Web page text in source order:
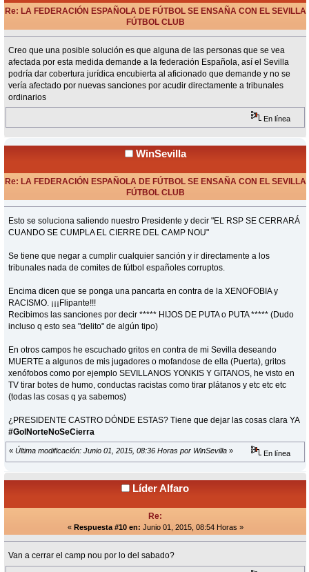
Re: LA FEDERACIÓN ESPAÑOLA DE FÚTBOL SE ENSAÑA CON EL SEVILLA
FÚTBOL CLUB
Creo que una posible solución es que alguna de las personas que se vea
afectada por esta medida demande a la federación Española, así el Sevilla
podría dar cobertura jurídica encubierta al aficionado que demande y no se
vería afectado por nuevas sanciones por acudir directamente a tribunales
ordinarios
En línea
WinSevilla
Re: LA FEDERACIÓN ESPAÑOLA DE FÚTBOL SE ENSAÑA CON EL SEVILLA
FÚTBOL CLUB
Esto se soluciona saliendo nuestro Presidente y decir "EL RSP SE CERRARÁ
CUANDO SE CUMPLA EL CIERRE DEL CAMP NOU"
Se tiene que negar a cumplir cualquier sanción y ir directamente a los
tribunales nada de comites de fútbol españoles corruptos.
Encima dicen que se ponga una pancarta en contra de la XENOFOBIA y
RACISMO. ¡¡¡Flipante!!!
Recibimos las sanciones por decir ***** HIJOS DE PUTA o PUTA ***** (Dudo
incluso q esto sea "delito" de algún tipo)
En otros campos he escuchado gritos en contra de mi Sevilla deseando
MUERTE a algunos de mis jugadores o mofandose de ella (Puerta), gritos
xenófobos como por ejemplo SEVILLANOS YONKIS Y GITANOS, he visto en
TV tirar botes de humo, conductas racistas como tirar plátanos y etc etc etc
(todas las cosas q ya sabemos)
¿PRESIDENTE CASTRO DÓNDE ESTAS? Tiene que dejar las cosas clara YA
#GolNorteNoSeCierra
« Última modificación: Junio 01, 2015, 08:36 Horas por WinSevilla » En línea
Líder Alfaro
Re:
« Respuesta #10 en: Junio 01, 2015, 08:54 Horas »
Van a cerrar el camp nou por lo del sabado?